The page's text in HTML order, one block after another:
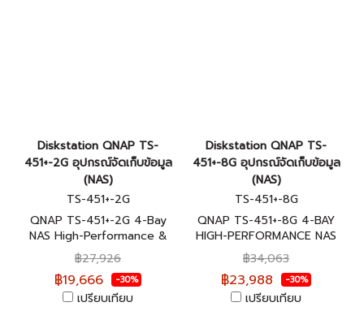
Diskstation QNAP TS-
451+-2G อุปกรณ์จัดเก็บข้อมูล
(NAS)
TS-451+-2G
QNAP TS-451+-2G 4-Bay
NAS High-Performance &
Scalable Storage Solution
อุปกรณ์จัดเก็บข้อมูลบนเครือ
ข่าย ประกันศูนย์ 2 ปี
฿27,926
฿19,666 -30%
เปรียบเทียบ
Diskstation QNAP TS-
451+-8G อุปกรณ์จัดเก็บข้อมูล
(NAS)
TS-451+-8G
QNAP TS-451+-8G 4-BAY
HIGH-PERFORMANCE NAS
อุปกรณ์จัดเก็บข้อมูลบนเครือ
ข่าย ประกันศูนย์ 2 ปี
฿34,063
฿23,988 -30%
เปรียบเทียบ